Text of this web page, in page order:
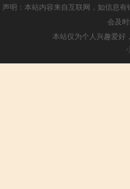
声明：本站内容来自互联网，如信息
会及
本站仅为个人兴趣爱好